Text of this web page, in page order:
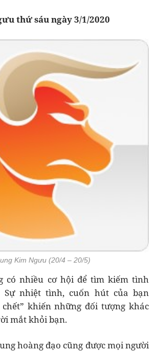
thứ sáu ngày 3/1/2020
Kim Ngưu (20/4 – 20/5)
có nhiều cơ hội để tìm kiếm tình
Sự nhiệt tình, cuốn hút của bạn
khiến những đối tượng khác
mắt khỏi bạn.
hoàng đạo cũng được mọi người